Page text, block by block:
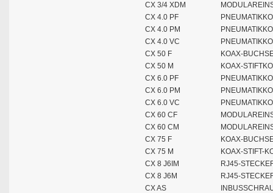
CX 3/4 XDM
CX 4.0 PF
CX 4.0 PM
CX 4.0 VC
CX 50 F
KOAX-
CX 50 M
KOAX-
CX 6.0 PF
CX 6.0 PM
CX 6.0 VC
CX 60 CF
CX 60 CM
CX 75 F
KOAX-
CX 75 M
KOAX-STIFT-
CX 8 J6IM
RJ45-
CX 8 J6M
RJ45-
CX AS